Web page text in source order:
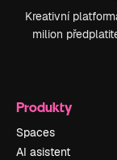
Kreativní
milion
Produkty
Spaces
AI asistent